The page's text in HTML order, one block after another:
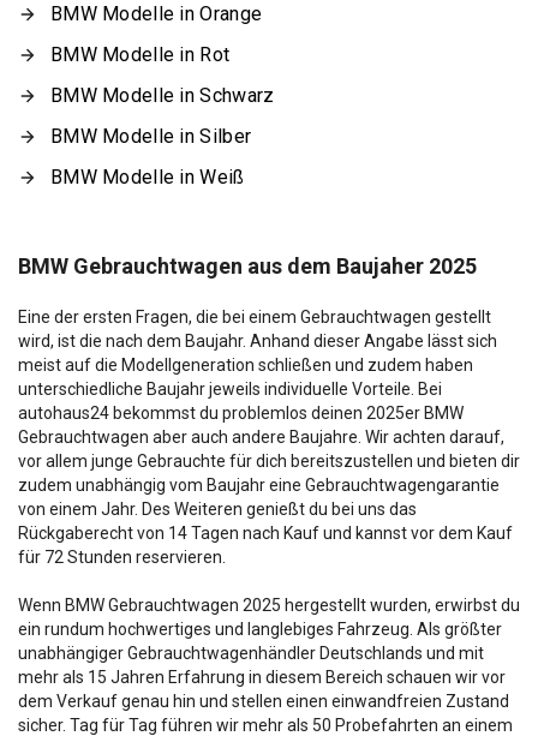
BMW Modelle in Orange
BMW Modelle in Rot
BMW Modelle in Schwarz
BMW Modelle in Silber
BMW Modelle in Weiß
BMW Gebrauchtwagen aus dem Baujaher 2025
Eine der ersten Fragen, die bei einem Gebrauchtwagen gestellt
wird, ist die nach dem Baujahr. Anhand dieser Angabe lässt sich
meist auf die Modellgeneration schließen und zudem haben
unterschiedliche Baujahr jeweils individuelle Vorteile. Bei
autohaus24 bekommst du problemlos deinen 2025er BMW
Gebrauchtwagen aber auch andere Baujahre. Wir achten darauf,
vor allem junge Gebrauchte für dich bereitszustellen und bieten dir
zudem unabhängig vom Baujahr eine Gebrauchtwagengarantie
von einem Jahr. Des Weiteren genießt du bei uns das
Rückgaberecht von 14 Tagen nach Kauf und kannst vor dem Kauf
für 72 Stunden reservieren.
Wenn BMW Gebrauchtwagen 2025 hergestellt wurden, erwirbst du
ein rundum hochwertiges und langlebiges Fahrzeug. Als größter
unabhängiger Gebrauchtwagenhändler Deutschlands und mit
mehr als 15 Jahren Erfahrung in diesem Bereich schauen wir vor
dem Verkauf genau hin und stellen einen einwandfreien Zustand
sicher. Tag für Tag führen wir mehr als 50 Probefahrten an einem